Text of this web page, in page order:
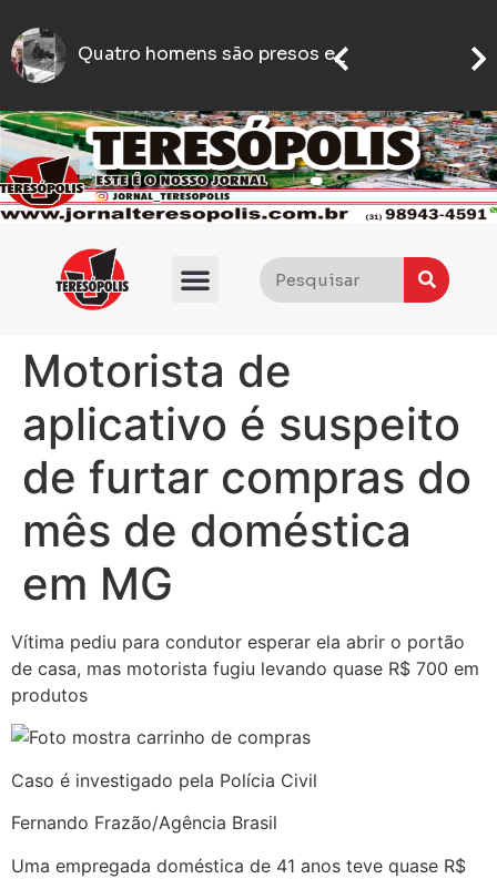
Motorista de
aplicativo é suspeito
de furtar compras do
mês de doméstica
em MG
Vítima pediu para condutor esperar ela abrir o portão
de casa, mas motorista fugiu levando quase R$ 700 em
produtos
Caso é investigado pela Polícia Civil
Fernando Frazão/Agência Brasil
Uma empregada doméstica de 41 anos teve quase R$